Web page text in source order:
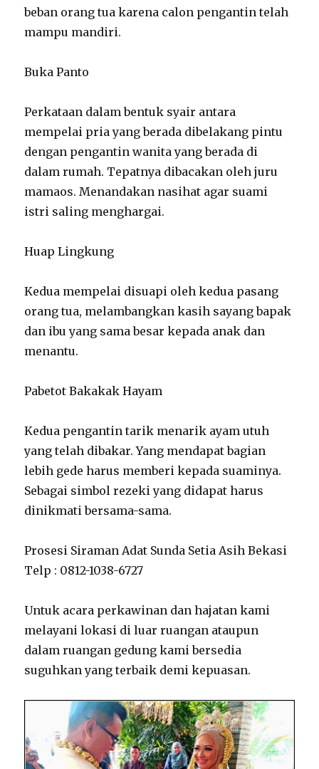
beban orang tua karena calon pengantin telah
mampu mandiri.
Buka Panto
Perkataan dalam bentuk syair antara
mempelai pria yang berada dibelakang pintu
dengan pengantin wanita yang berada di
dalam rumah. Tepatnya dibacakan oleh juru
mamaos. Menandakan nasihat agar suami
istri saling menghargai.
Huap Lingkung
Kedua mempelai disuapi oleh kedua pasang
orang tua, melambangkan kasih sayang bapak
dan ibu yang sama besar kepada anak dan
menantu.
Pabetot Bakakak Hayam
Kedua pengantin tarik menarik ayam utuh
yang telah dibakar. Yang mendapat bagian
lebih gede harus memberi kepada suaminya.
Sebagai simbol rezeki yang didapat harus
dinikmati bersama-sama.
Prosesi Siraman Adat Sunda Setia Asih Bekasi
Telp : 0812-1038-6727
Untuk acara perkawinan dan hajatan kami
melayani lokasi di luar ruangan ataupun
dalam ruangan gedung kami bersedia
suguhkan yang terbaik demi kepuasan.